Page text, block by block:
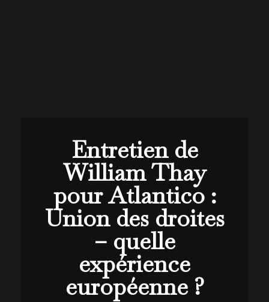
Entretien de
William Thay
pour Atlantico :
Union des droites
– quelle
expérience
européenne ?